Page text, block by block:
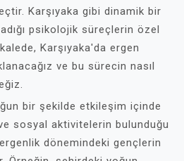
Karşıyaka gibi dinamik bir
psikolojik süreçlerin özel
Karşıyaka'da ergen
ve bu sürecin nasıl
bir şekilde etkileşim içinde
sosyal aktivitelerin bulunduğu
dönemindeki gençlerin